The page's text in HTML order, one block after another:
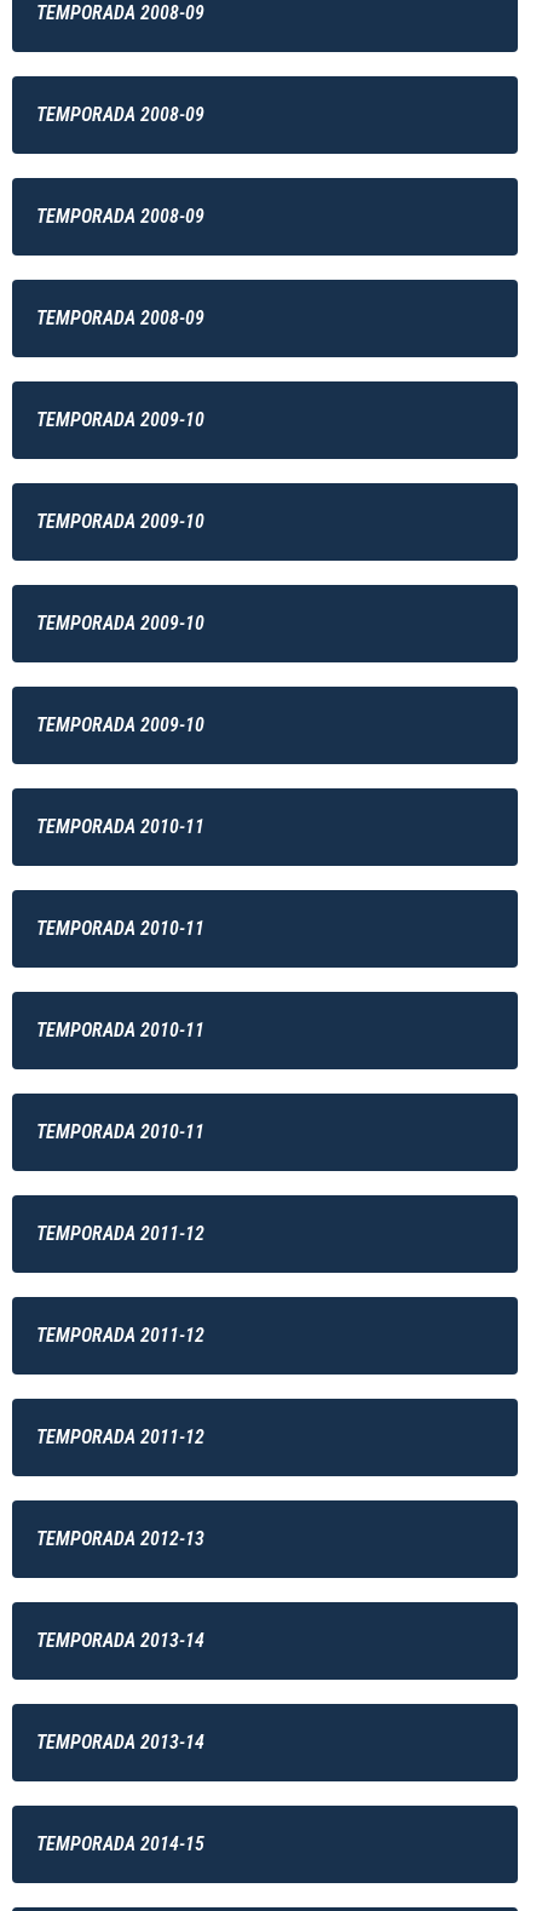
TEMPORADA 2008-09
TEMPORADA 2008-09
TEMPORADA 2008-09
TEMPORADA 2008-09
TEMPORADA 2009-10
TEMPORADA 2009-10
TEMPORADA 2009-10
TEMPORADA 2009-10
TEMPORADA 2010-11
TEMPORADA 2010-11
TEMPORADA 2010-11
TEMPORADA 2010-11
TEMPORADA 2011-12
TEMPORADA 2011-12
TEMPORADA 2011-12
TEMPORADA 2012-13
TEMPORADA 2013-14
TEMPORADA 2013-14
TEMPORADA 2014-15